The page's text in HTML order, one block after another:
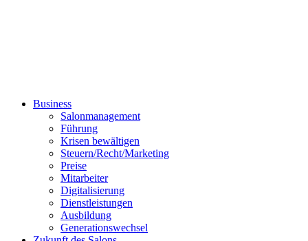
Business
Salonmanagement
Führung
Krisen bewältigen
Steuern/Recht/Marketing
Preise
Mitarbeiter
Digitalisierung
Dienstleistungen
Ausbildung
Generationswechsel